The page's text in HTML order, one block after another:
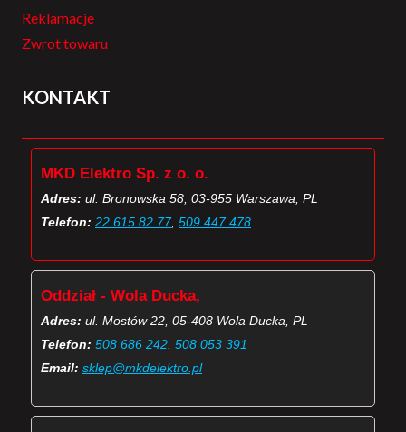
Reklamacje
Zwrot towaru
KONTAKT
MKD Elektro Sp. z o. o.
Adres: ul. Bronowska 58, 03-955 Warszawa, PL
Telefon: 22 615 82 77, 509 447 478
Oddział - Wola Ducka,
Adres: ul. Mostów 22, 05-408 Wola Ducka, PL
Telefon: 508 686 242 508 053 391
Email: sklep@mkdelektro.pl